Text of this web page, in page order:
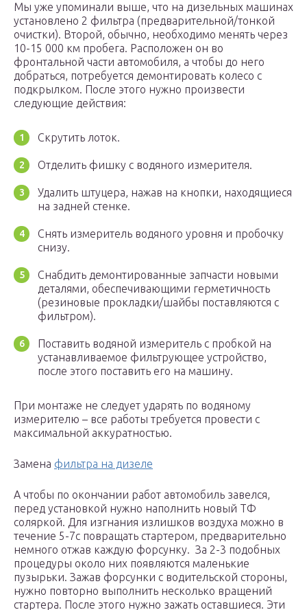
Мы уже упоминали выше, что на дизельных машинах
установлено 2 фильтра (предварительной/тонкой
очистки). Второй, обычно, необходимо менять через
10-15 000 км пробега. Расположен он во
фронтальной части автомобиля, а чтобы до него
добраться, потребуется демонтировать колесо с
подкрылком. После этого нужно произвести
следующие действия:
Скрутить лоток.
Отделить фишку с водяного измерителя.
Удалить штуцера, нажав на кнопки, находящиеся
на задней стенке.
Снять измеритель водяного уровня и пробочку
снизу.
Снабдить демонтированные запчасти новыми
деталями, обеспечивающими герметичность
(резиновые прокладки/шайбы поставляются с
фильтром).
Поставить водяной измеритель с пробкой на
устанавливаемое фильтрующее устройство,
после этого поставить его на машину.
При монтаже не следует ударять по водяному
измерителю – все работы требуется провести с
максимальной аккуратностью.
Замена фильтра на дизеле
А чтобы по окончании работ автомобиль завелся,
перед установкой нужно наполнить новый ТФ
соляркой. Для изгнания излишков воздуха можно в
течение 5-7с повращать стартером, предварительно
немного отжав каждую форсунку. За 2-3 подобных
процедуры около них появляются маленькие
пузырьки. Зажав форсунки с водительской стороны,
нужно повторно выполнить несколько вращений
стартера. После этого нужно зажать оставшиеся. Эти